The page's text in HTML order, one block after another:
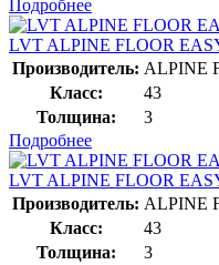
Подробнее
LVT ALPINE FLOOR
Производитель: ALPINE
Класс:
43
Толщина:
3
Подробнее
LVT ALPINE FLOOR
Производитель: ALPINE
Класс:
43
Толщина:
3